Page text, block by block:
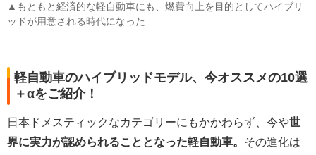
▲もともと経済的な軽自動車にも、燃費向上を目的としてハイブリ
ッドが用意される時代になった
軽自動車のハイブリッドモデル、今オススメの10選
＋αをご紹介！
日本ドメスティックなカテゴリーにもかかわらず、今や世
界に実力が認められることとなった軽自動車。 その進化は